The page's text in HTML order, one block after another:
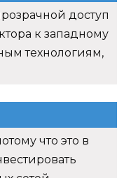
доступ
к западному
технологиям,
что это в